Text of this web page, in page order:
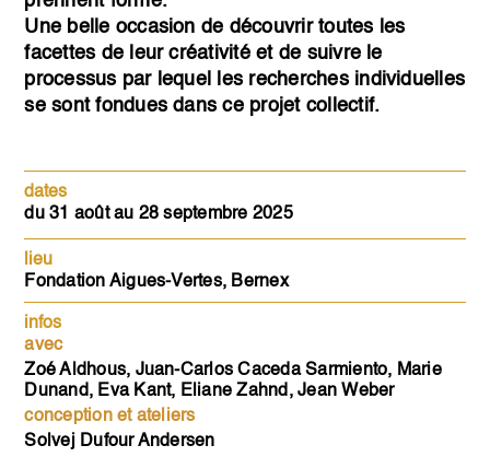
Une belle occasion de découvrir toutes les
facettes de leur créativité et de suivre le
processus par lequel les recherches individuelles
se sont fondues dans ce projet collectif.
dates
du 31 août au 28 septembre 2025
lieu
Fondation Aigues-Vertes, Bernex
infos
avec
Zoé Aldhous, Juan-Carlos Caceda Sarmiento, Marie
Dunand, Eva Kant, Eliane Zahnd, Jean Weber
conception et ateliers
Solvej Dufour Andersen